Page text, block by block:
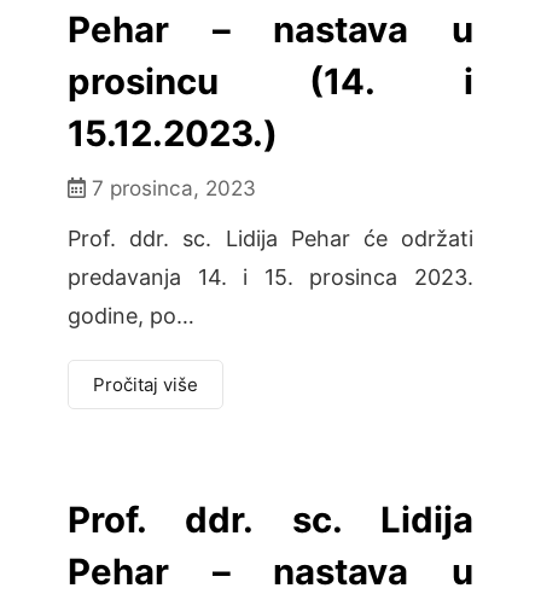
Pehar – nastava u
prosincu (14. i
15.12.2023.)
7 prosinca, 2023
Prof. ddr. sc. Lidija Pehar će održati
predavanja 14. i 15. prosinca 2023.
godine, po…
Pročitaj više
Prof. ddr. sc. Lidija
Pehar – nastava u